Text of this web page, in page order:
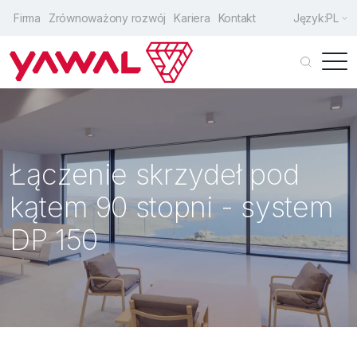
Firma Zrównoważony rozwój Kariera Kontakt Język:PL
Klienci indywidualni
Producenci
Drzwi wejściowe
Okna
Drzwi przesuwne
Rozwiązania uzupełniające
Łączenie skrzydeł pod
kątem 90 stopni - system
DP 150